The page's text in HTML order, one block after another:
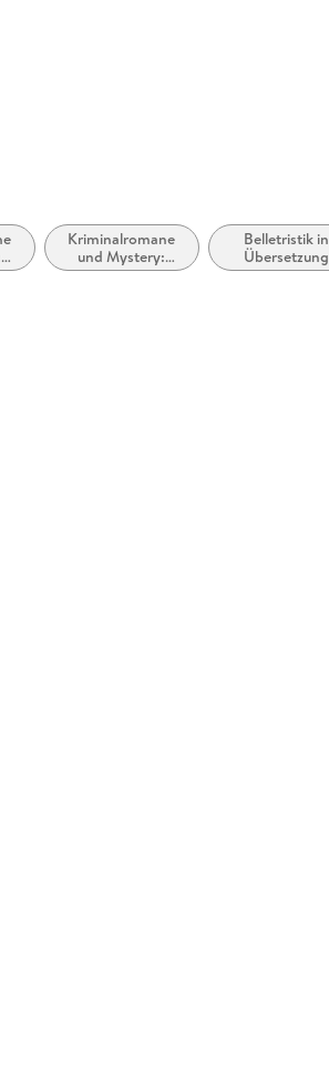
Kriminalromane
und Mystery:
weibliche Ermittler
Belletristik in
Übersetzung